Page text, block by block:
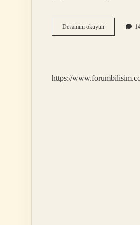
Devamını okuyunAbajur
Nasıl
https://